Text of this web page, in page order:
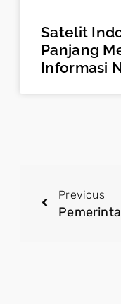
Satelit
Panjang
Informasi
Previous